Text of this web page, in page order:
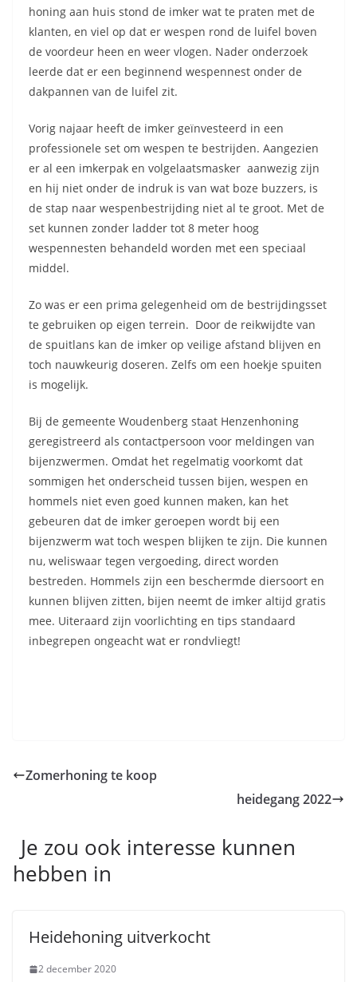
honing aan huis stond de imker wat te praten met de
klanten, en viel op dat er wespen rond de luifel boven
de voordeur heen en weer vlogen. Nader onderzoek
leerde dat er een beginnend wespennest onder de
dakpannen van de luifel zit.
Vorig najaar heeft de imker geïnvesteerd in een
professionele set om wespen te bestrijden. Aangezien
er al een imkerpak en volgelaatsmasker aanwezig zijn
en hij niet onder de indruk is van wat boze buzzers, is
de stap naar wespenbestrijding niet al te groot. Met de
set kunnen zonder ladder tot 8 meter hoog
wespennesten behandeld worden met een speciaal
middel.
Zo was er een prima gelegenheid om de bestrijdingsset
te gebruiken op eigen terrein. Door de reikwijdte van
de spuitlans kan de imker op veilige afstand blijven en
toch nauwkeurig doseren. Zelfs om een hoekje spuiten
is mogelijk.
Bij de gemeente Woudenberg staat Henzenhoning
geregistreerd als contactpersoon voor meldingen van
bijenzwermen. Omdat het regelmatig voorkomt dat
sommigen het onderscheid tussen bijen, wespen en
hommels niet even goed kunnen maken, kan het
gebeuren dat de imker geroepen wordt bij een
bijenzwerm wat toch wespen blijken te zijn. Die kunnen
nu, weliswaar tegen vergoeding, direct worden
bestreden. Hommels zijn een beschermde diersoort en
kunnen blijven zitten, bijen neemt de imker altijd gratis
mee. Uiteraard zijn voorlichting en tips standaard
inbegrepen ongeacht wat er rondvliegt!
Zomerhoning te koop
heidegang 2022
Je zou ook interesse kunnen
hebben in
Heidehoning uitverkocht
2 december 2020